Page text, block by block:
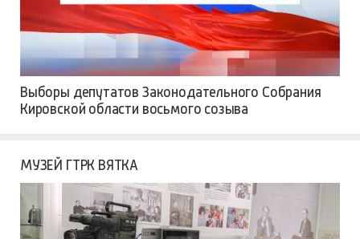
Выборы депутатов Законодательного Собрания
Кировской области восьмого созыва
МУЗЕЙ ГТРК ВЯТКА